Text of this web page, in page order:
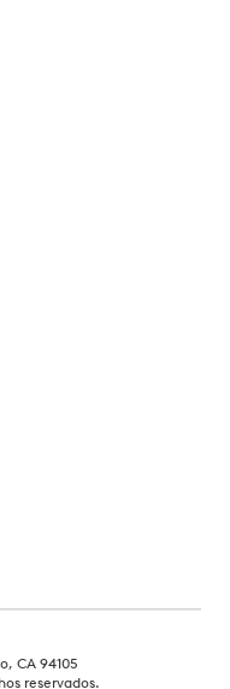
CA 94105
reservados.